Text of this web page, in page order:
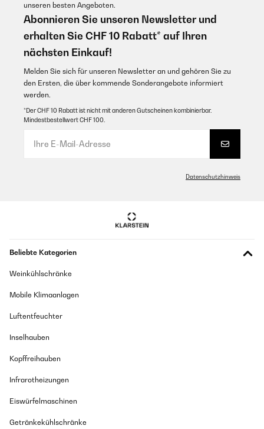
unseren besten Angeboten.
Abonnieren Sie unseren Newsletter und
erhalten Sie CHF 10 Rabatt* auf Ihren
nächsten Einkauf!
Melden Sie sich für unseren Newsletter an und gehören Sie zu
den Ersten, die über kommende Sonderangebote informiert
werden.
*Der CHF 10 Rabatt ist nicht mit anderen Gutscheinen kombinierbar.
Mindestbestellwert CHF 100.
Datenschutzhinweis
Beliebte Kategorien
Weinkühlschränke
Mobile Klimaanlagen
Luftentfeuchter
Inselhauben
Kopffreihauben
Infrarotheizungen
Eiswürfelmaschinen
Getränkekühlschränke